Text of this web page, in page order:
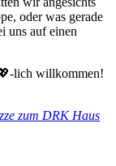
oder was gerade
uns auf einen
lich willkommen!
zum DRK Haus